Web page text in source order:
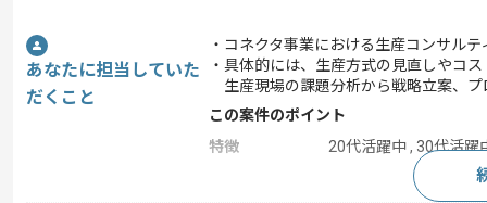
あなたに担当していた
だくこと
・コネクタ事業における生産コンサル
・具体的には、生産方式の見直しやコ
生産現場の課題分析から戦略立案、
この案件のポイント
特徴
20代活躍中 , 30代活躍